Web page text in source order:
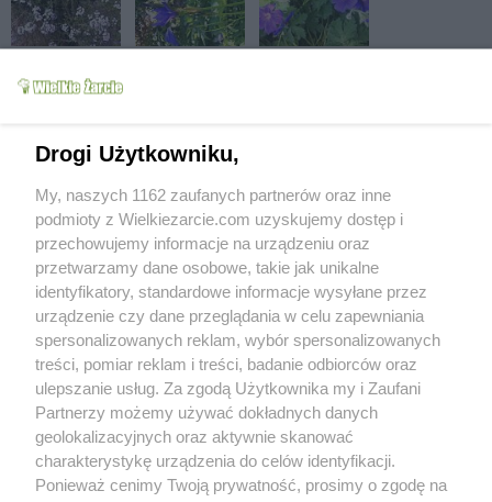
Drogi Użytkowniku,
My, naszych 1162 zaufanych partnerów oraz inne
podmioty z Wielkiezarcie.com uzyskujemy dostęp i
przechowujemy informacje na urządzeniu oraz
przetwarzamy dane osobowe, takie jak unikalne
identyfikatory, standardowe informacje wysyłane przez
urządzenie czy dane przeglądania w celu zapewniania
spersonalizowanych reklam, wybór spersonalizowanych
treści, pomiar reklam i treści, badanie odbiorców oraz
ulepszanie usług. Za zgodą Użytkownika my i Zaufani
Partnerzy możemy używać dokładnych danych
geolokalizacyjnych oraz aktywnie skanować
charakterystykę urządzenia do celów identyfikacji.
Ponieważ cenimy Twoją prywatność, prosimy o zgodę na